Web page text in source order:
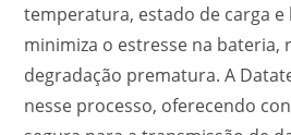
temperatura, estado de carga
minimiza o estresse na bateria,
degradação prematura. A
nesse processo, oferecendo